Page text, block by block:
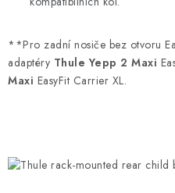
**Pro zadní nosiče bez otvoru
adaptéry Thule Yepp 2 Maxi
Maxi EasyFit Carrier XL.